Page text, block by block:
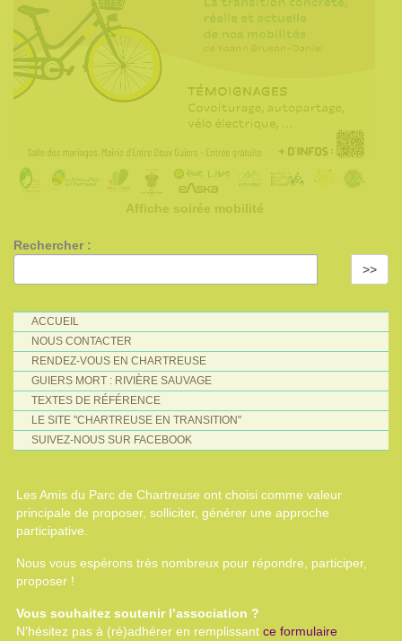
Affiche soirée mobilité
Rechercher :
>>
ACCUEIL
NOUS CONTACTER
RENDEZ-VOUS EN CHARTREUSE
GUIERS MORT : RIVIÈRE SAUVAGE
TEXTES DE RÉFÉRENCE
LE SITE "CHARTREUSE EN TRANSITION"
SUIVEZ-NOUS SUR FACEBOOK
Les Amis du Parc de Chartreuse ont choisi comme valeur
principale de proposer, solliciter, générer une approche
participative.
Nous vous espérons très nombreux pour répondre, participer,
proposer !
Vous souhaitez soutenir l’association ?
N’hésitez pas à (ré)adhérer en remplissant ce formulaire